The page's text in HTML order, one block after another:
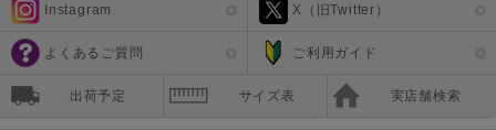
Instagram X（旧Twitter）
よくあるご質問 ご利用ガイド
出荷予定 サイズ表 実店舗検索